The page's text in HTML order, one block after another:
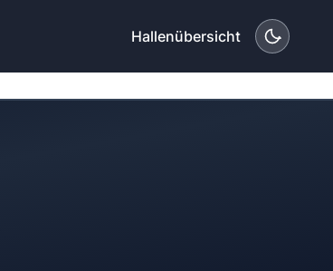
Hallenübersicht